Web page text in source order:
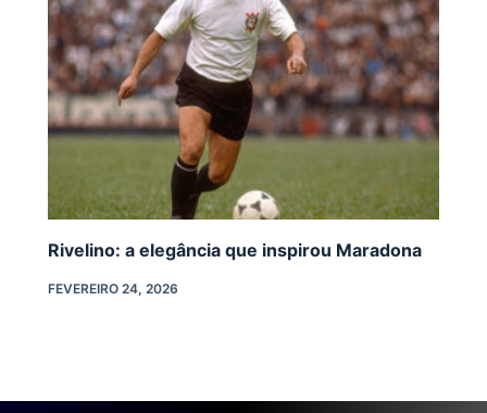
Rivelino: a elegância que inspirou Maradona
FEVEREIRO 24, 2026